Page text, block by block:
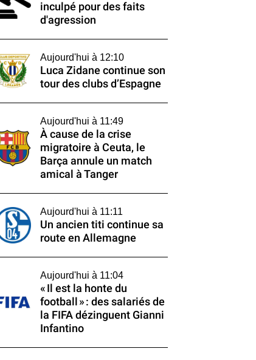
inculpé pour des faits
d'agression
Aujourd'hui à 12:10
Luca Zidane continue son
tour des clubs d’Espagne
Aujourd'hui à 11:49
À cause de la crise
migratoire à Ceuta, le
Barça annule un match
amical à Tanger
Aujourd'hui à 11:11
Un ancien titi continue sa
route en Allemagne
Aujourd'hui à 11:04
« Il est la honte du
football » : des salariés de
la FIFA dézinguent Gianni
Infantino